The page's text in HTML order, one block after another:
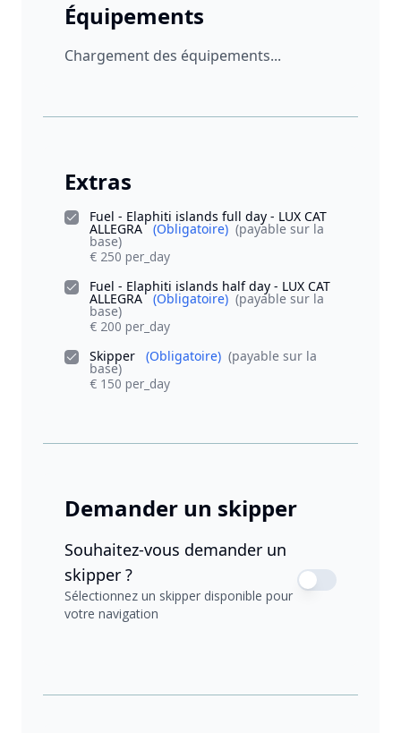
Équipements
Chargement des équipements...
Extras
Fuel - Elaphiti islands full day - LUX CAT
ALLEGRA (Obligatoire) (payable sur la
base)
€ 250 per_day
Fuel - Elaphiti islands half day - LUX CAT
ALLEGRA (Obligatoire) (payable sur la
base)
€ 200 per_day
Skipper
(Obligatoire) (payable sur la
base)
€ 150 per_day
Demander un skipper
Souhaitez-vous demander un
skipper ?
Sélectionnez un skipper disponible pour
votre navigation